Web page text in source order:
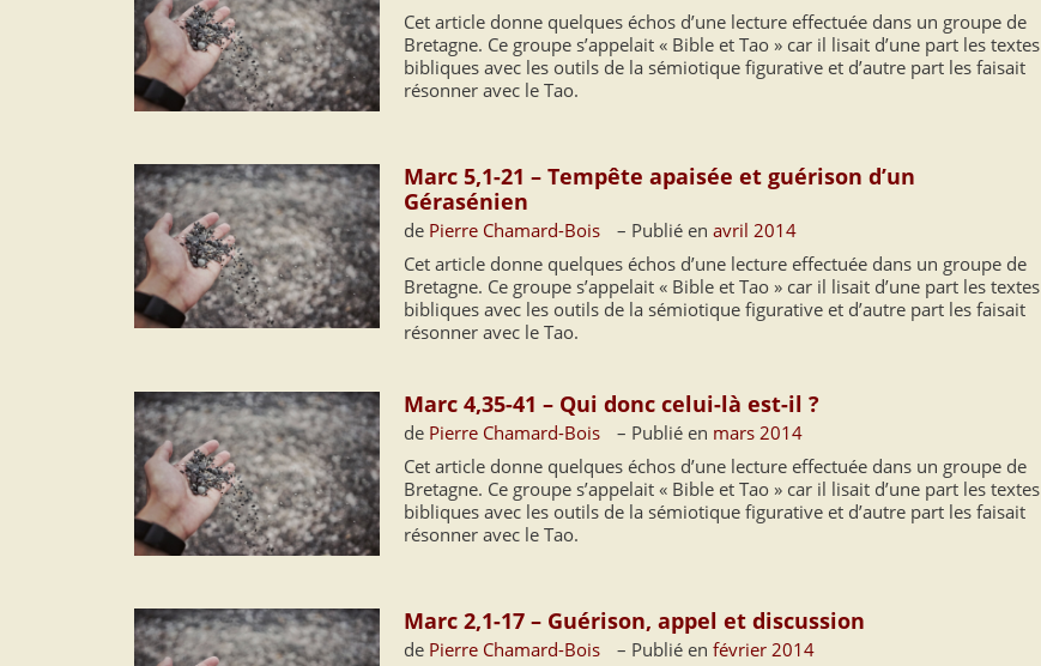
Cet article donne quelques échos d’une lecture effectuée dans un groupe de
Bretagne. Ce groupe s’appelait « Bible et Tao » car il lisait d’une part les textes
bibliques avec les outils de la sémiotique figurative et d’autre part les faisait
résonner avec le Tao.
Marc 5,1-21 – Tempête apaisée et guérison d’un
Gérasénien
de Pierre Chamard-Bois – Publié enavril 2014
Cet article donne quelques échos d’une lecture effectuée dans un groupe de
Bretagne. Ce groupe s’appelait « Bible et Tao » car il lisait d’une part les textes
bibliques avec les outils de la sémiotique figurative et d’autre part les faisait
résonner avec le Tao.
Marc 4,35-41 – Qui donc celui-là est-il ?
de Pierre Chamard-Bois – Publié en mars 2014
Cet article donne quelques échos d’une lecture effectuée dans un groupe de
Bretagne. Ce groupe s’appelait « Bible et Tao » car il lisait d’une part les textes
bibliques avec les outils de la sémiotique figurative et d’autre part les faisait
résonner avec le Tao.
Marc 2,1-17 – Guérison, appel et discussion
de Pierre Chamard-Bois – Publié enfévrier 2014